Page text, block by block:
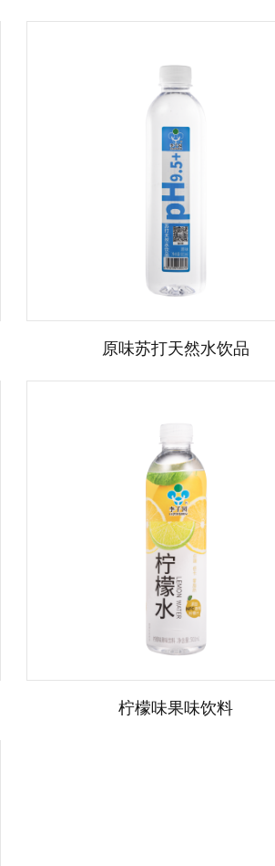
原味苏打天然水饮品
柠檬味果味饮料